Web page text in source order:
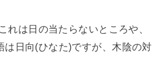
れは日の当たらないところや、
日向(ひなた)ですが、木陰の対